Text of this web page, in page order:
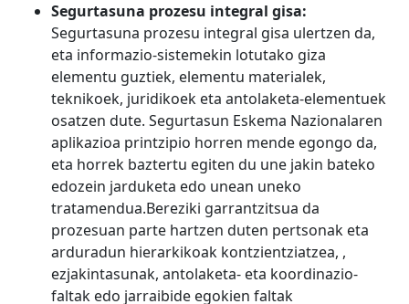
Segurtasuna prozesu integral gisa:
Segurtasuna prozesu integral gisa ulertzen da,
eta informazio-sistemekin lotutako giza
elementu guztiek, elementu materialek,
teknikoek, juridikoek eta antolaketa-elementuek
osatzen dute. Segurtasun Eskema Nazionalaren
aplikazioa printzipio horren mende egongo da,
eta horrek baztertu egiten du une jakin bateko
edozein jarduketa edo unean uneko
tratamendua.Bereziki garrantzitsua da
prozesuan parte hartzen duten pertsonak eta
arduradun hierarkikoak kontzientziatzea, ,
ezjakintasunak, antolaketa- eta koordinazio-
faltak edo jarraibide egokien faltak